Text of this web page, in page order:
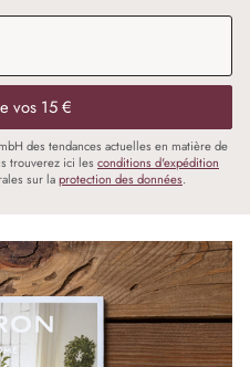
vos 15 €
des tendances actuelles en matière de
trouverez ici les conditions d'expédition
sur laprotection des données.